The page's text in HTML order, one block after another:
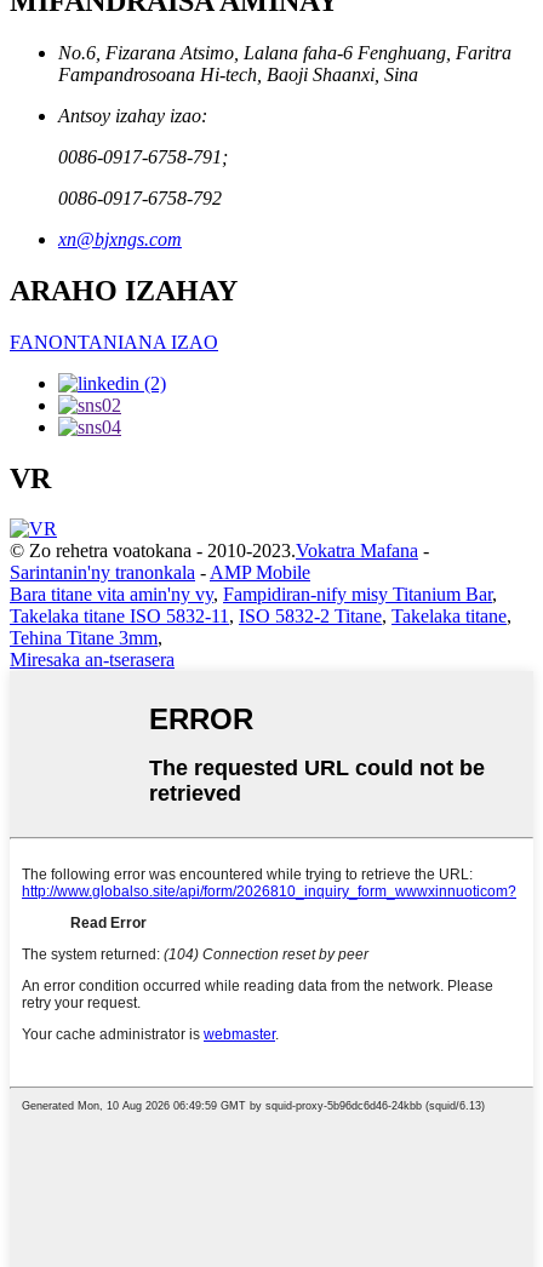
No.6, Fizarana Atsimo, Lalana faha-6 Fenghuang, Faritra
Fampandrosoana Hi-tech, Baoji Shaanxi, Sina
Antsoy izahay izao:
0086-0917-6758-791;
0086-0917-6758-792
xn@bjxngs.com
ARAHO IZAHAY
FANONTANIANA IZAO
VR
© Zo rehetra voatokana - 2010-2023.Vokatra Mafana -
Sarintanin'ny tranonkala -AMP Mobile
Bara titane vita amin'ny vy, Fampidiran-nify misy Titanium Bar,
Takelaka titane ISO 5832-11, ISO 5832-2 Titane, Takelaka titane,
Tehina Titane 3mm,
Miresaka an-tserasera